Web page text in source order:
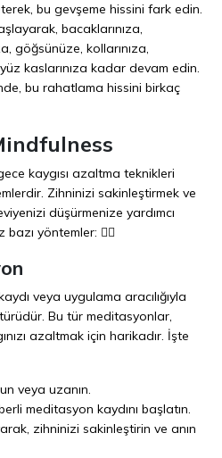
bu gevşeme hissini fark edin.
bacaklarınıza,
göğsünüze, kollarınıza,
kaslarınıza kadar devam edin.
bu rahatlama hissini birkaç
kaygısı azaltma teknikleri
Zihninizi sakinleştirmek ve
düşürmenize yardımcı
yöntemler: 🧘‍♀️
veya uygulama aracılığıyla
Bu tür meditasyonlar,
azaltmak için harikadır. İşte
veya uzanın.
meditasyon kaydını başlatın.
zihninizi sakinleştirin ve anın